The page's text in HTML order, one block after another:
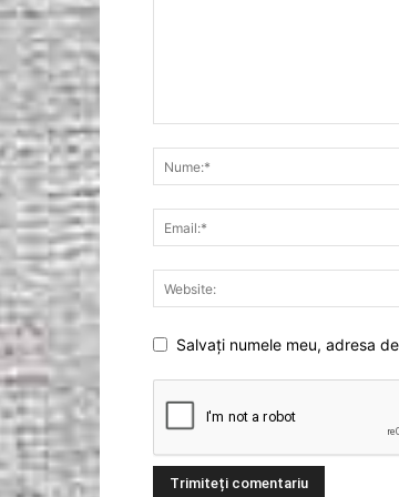
Salvați numele meu, adresa